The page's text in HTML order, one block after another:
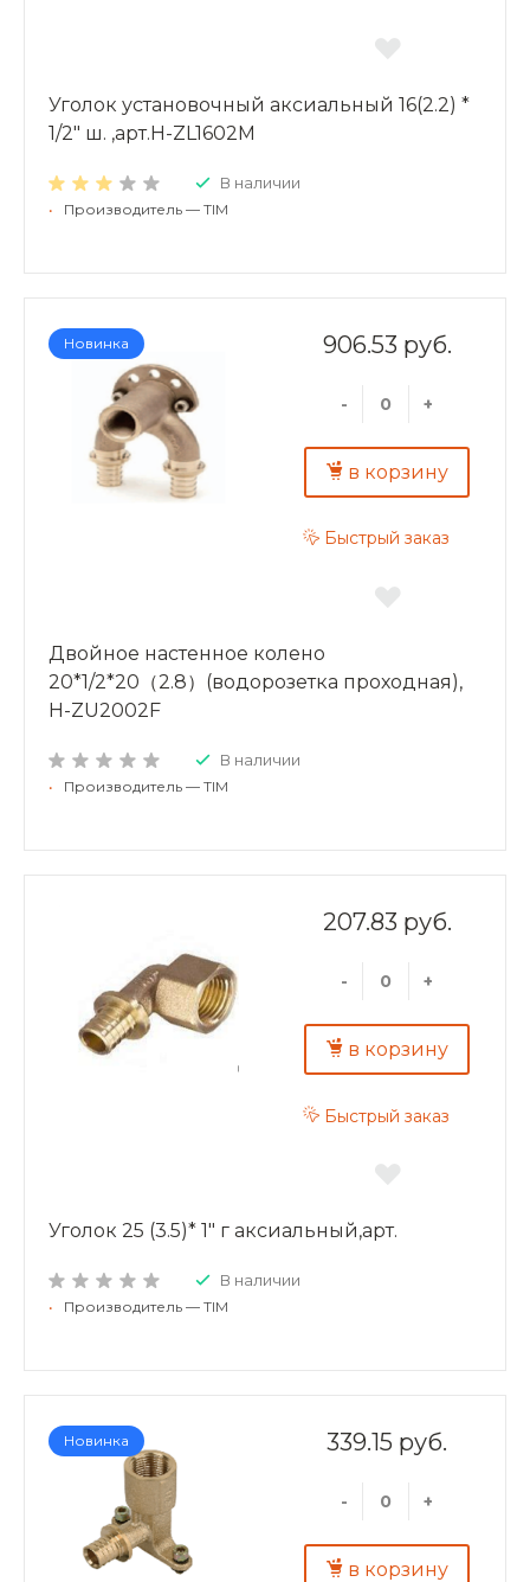
Уголок установочный аксиальный 16(2.2) *
1/2" ш. ,арт.H-ZL1602M
В наличии
• Производитель — TIM
Новинка 906.53 руб.
- +
в корзину
Быстрый заказ
Двойное настенное колено
20*1/2*20（2.8）(водорозетка проходная),
H-ZU2002F
В наличии
• Производитель — TIM
207.83 руб.
- +
в корзину
Быстрый заказ
Уголок 25 (3.5)* 1" г аксиальный,арт.
В наличии
• Производитель — TIM
Новинка 339.15 руб.
- +
в корзину